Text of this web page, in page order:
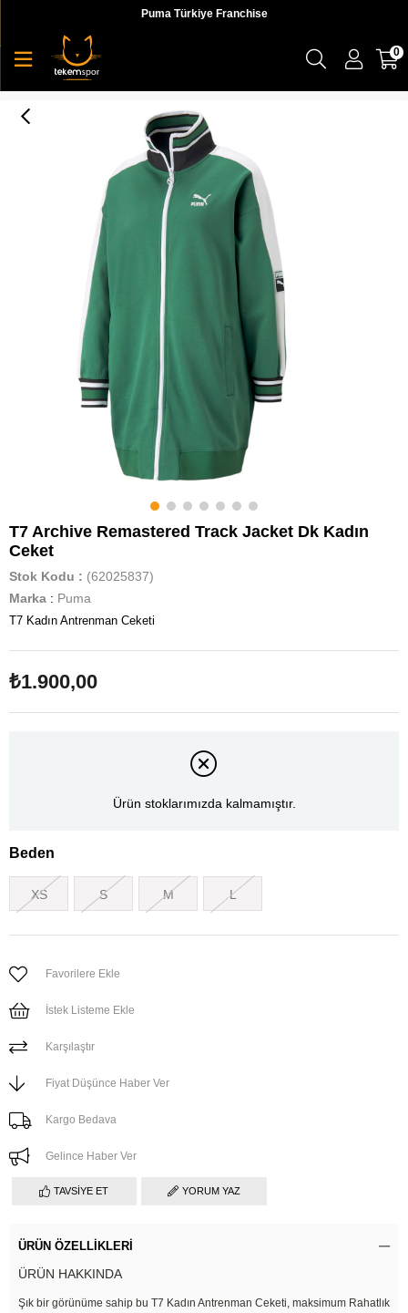
Puma Türkiye Franchise
0
T7 Archive Remastered Track Jacket Dk Kadın
Ceket
Stok Kodu
(62025837)
Marka : Puma
T7 Kadın Antrenman Ceketi
₺1.900,00
Ürün stoklarımızda kalmamıştır.
Beden
XS S M L
Favorilere Ekle
İstek Listeme Ekle
Karşılaştır
Fiyat Düşünce Haber Ver
Kargo Bedava
Gelince Haber Ver
TAVSIYE ET YORUM YAZ
ÜRÜN ÖZELLIKLERI
ÜRÜN HAKKINDA
Şık bir görünüme sahip bu T7 Kadın Antrenman Ceketi, maksimum Rahatlık